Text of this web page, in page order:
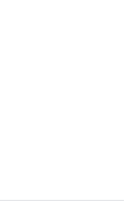
式（建议安装
程⋘点击了解
手！咨询请加